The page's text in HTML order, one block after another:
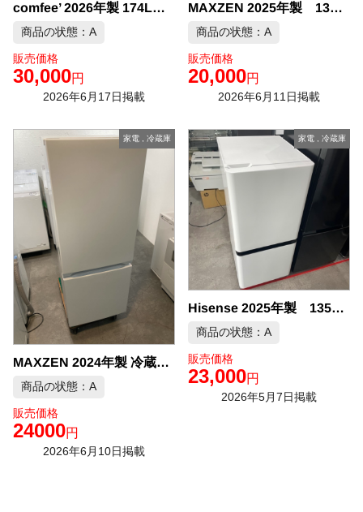
comfee’ 2026年製 174L 冷凍冷蔵庫 中古品販売
商品の状態：A
販売価格
30,000円
2026年6月17日掲載
MAXZEN 2025年製 130L 冷凍冷蔵庫 中古品販売
商品の状態：A
販売価格
20,000円
2026年6月11日掲載
家電, 冷蔵庫
MAXZEN 2024年製 冷蔵庫 中古品販売
商品の状態：A
販売価格
24000円
2026年6月10日掲載
家電 , 冷蔵庫
Hisense 2025年製 135L 冷凍冷蔵庫 中古品販売
商品の状態：A
販売価格
23,000円
2026年5月7日掲載